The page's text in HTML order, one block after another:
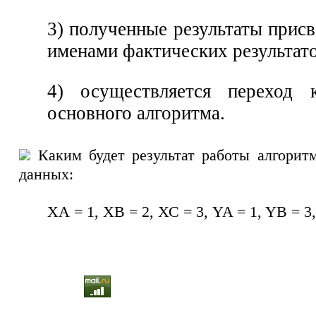
3) полученные результаты
именами фактических
4) осуществляется
основного алгоритма.
Каким будет результат работы
данных:
ХА = 1, ХВ = 2, ХС = 3, YA = 1, YB =